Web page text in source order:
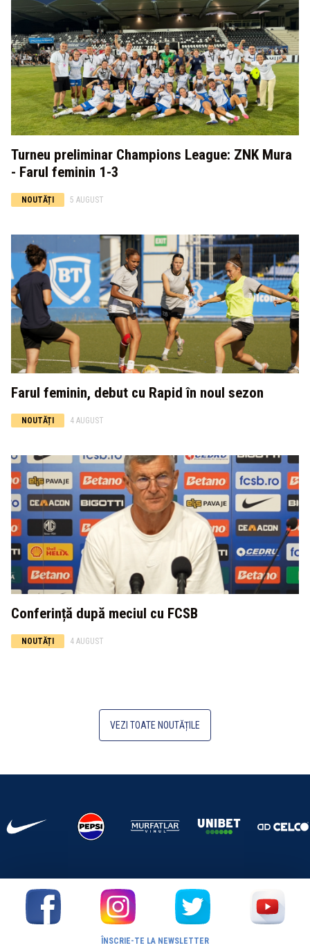
Turneu preliminar Champions League: ZNK Mura
- Farul feminin 1-3
NOUTĂȚI 5 AUGUST
Farul feminin, debut cu Rapid în noul sezon
NOUTĂȚI 4 AUGUST
Conferință după meciul cu FCSB
NOUTĂȚI 4 AUGUST
VEZI TOATE NOUTĂȚILE
ÎNSCRIE-TE LA NEWSLETTER